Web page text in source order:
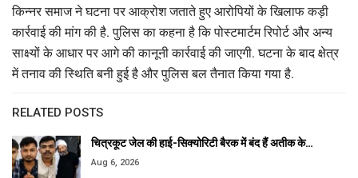
किन्नर समाज ने घटना पर आक्रोश जताते हुए आरोपियों के खिलाफ कड़ी
कार्रवाई की मांग की है. पुलिस का कहना है कि पोस्टमार्टम रिपोर्ट और अन्य
साक्ष्यों के आधार पर आगे की कानूनी कार्रवाई की जाएगी. घटना के बाद क्षेत्र
में तनाव की स्थिति बनी हुई है और पुलिस बल तैनात किया गया है.
RELATED POSTS
चित्रकूट जेल की हाई-सिक्योरिटी बैरक में बंद हैं अतीक के…
Aug 6, 2026